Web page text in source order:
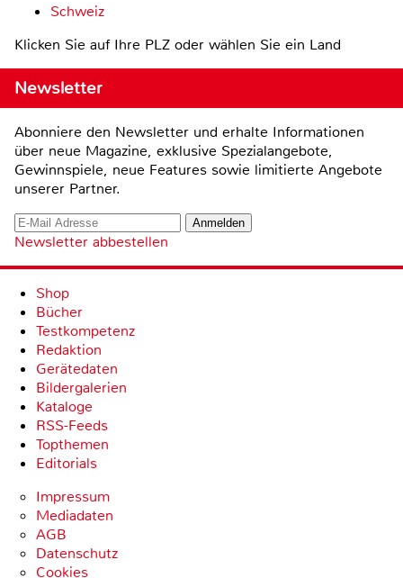
Schweiz
Klicken Sie auf Ihre PLZ oder wählen Sie ein Land
Newsletter
Abonniere den Newsletter und erhalte Informationen
über neue Magazine, exklusive Spezialangebote,
Gewinnspiele, neue Features sowie limitierte Angebote
unserer Partner.
Newsletter abbestellen
Shop
Bücher
Testkompetenz
Redaktion
Gerätedaten
Bildergalerien
Kataloge
RSS-Feeds
Topthemen
Editorials
Impressum
Mediadaten
AGB
Datenschutz
Cookies